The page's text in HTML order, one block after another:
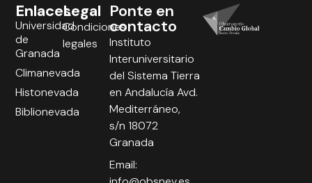
Legal
Condiciones
legales
Enlaces
Universidad
de
Granada
Climanevada
Histonevada
Biblionevada
Ponte en
contacto
Instituto
Interuniversitario
del Sistema Tierra
en Andalucía Avd.
Mediterráneo,
s/n 18072
Granada
Email: